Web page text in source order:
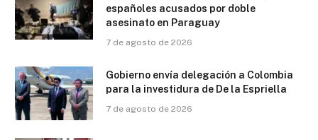
españoles acusados por doble
asesinato en Paraguay
7 de agosto de 2026
Gobierno envía delegación a Colombia
para la investidura de De la Espriella
7 de agosto de 2026